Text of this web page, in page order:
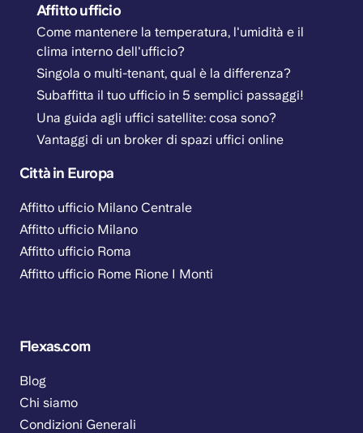
Affitto ufficio
Come mantenere la temperatura, l'umidità e il
clima interno dell'ufficio?
Singola o multi-tenant, qual è la differenza?
Subaffitta il tuo ufficio in 5 semplici passaggi!
Una guida agli uffici satellite: cosa sono?
Vantaggi di un broker di spazi uffici online
Città in Europa
Affitto ufficio Milano Centrale
Affitto ufficio Milano
Affitto ufficio Roma
Affitto ufficio Rome Rione I Monti
Flexas.com
Blog
Chi siamo
Condizioni Generali